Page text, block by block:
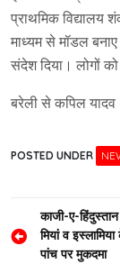
प्राथमिक विद्यालय
माध्यम से मॉडल
संदेश दिया। लोगों
बरेली से कपिल यादव
POSTED UNDER
Postकाजी-ए-
मियां व
पांच पर मुकदमा